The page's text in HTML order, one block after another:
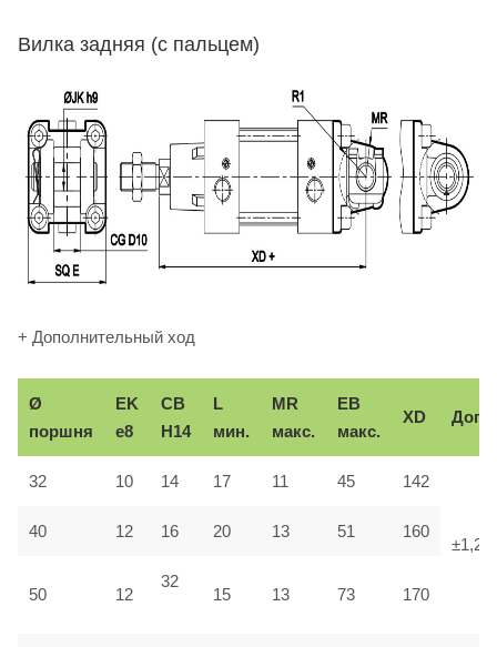
Вилка задняя (с пальцем)
+ Дополнительный ход
Ø
поршня
EK
e8
CB
H14
L
мин.
MR
макс.
EB
макс.
XD Доп.
32 10 14 17 11 45 142
±1,25
40 12 16 20 13 51 160
50 12
32
15 13 73 170